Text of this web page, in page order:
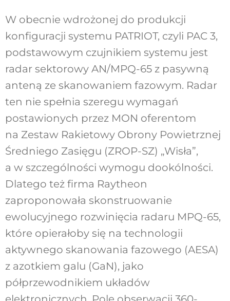
W obecnie wdrożonej do produkcji
konfiguracji systemu PATRIOT, czyli PAC 3,
podstawowym czujnikiem systemu jest
radar sektorowy AN/MPQ-65 z pasywną
anteną ze skanowaniem fazowym. Radar
ten nie spełnia szeregu wymagań
postawionych przez MON oferentom
na Zestaw Rakietowy Obrony Powietrznej
Średniego Zasięgu (ZROP-SZ) „Wisła”,
a w szczególności wymogu dookólności.
Dlatego też firma Raytheon
zaproponowała skonstruowanie
ewolucyjnego rozwinięcia radaru MPQ-65,
które opierałoby się na technologii
aktywnego skanowania fazowego (AESA)
z azotkiem galu (GaN), jako
półprzewodnikiem układów